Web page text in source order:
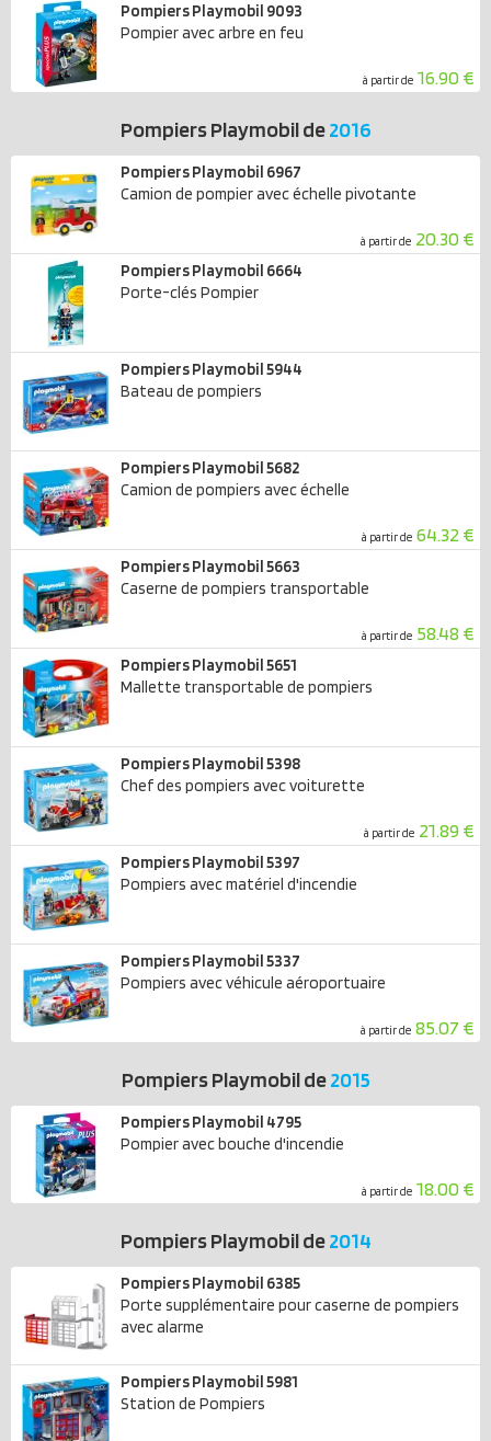
Pompiers Playmobil 9093
Pompier avec arbre en feu
à partir de 16.90 €
Pompiers Playmobil de2016
Pompiers Playmobil 6967
Camion de pompier avec échelle pivotante
à partir de 20.30 €
Pompiers Playmobil 6664
Porte-clés Pompier
Pompiers Playmobil 5944
Bateau de pompiers
Pompiers Playmobil 5682
Camion de pompiers avec échelle
à partir de 64.32 €
Pompiers Playmobil 5663
Caserne de pompiers transportable
à partir de 58.48 €
Pompiers Playmobil 5651
Mallette transportable de pompiers
Pompiers Playmobil 5398
Chef des pompiers avec voiturette
à partir de 21.89 €
Pompiers Playmobil 5397
Pompiers avec matériel d'incendie
Pompiers Playmobil 5337
Pompiers avec véhicule aéroportuaire
à partir de 85.07 €
Pompiers Playmobil de2015
Pompiers Playmobil 4795
Pompier avec bouche d'incendie
à partir de 18.00 €
Pompiers Playmobil de2014
Pompiers Playmobil 6385
Porte supplémentaire pour caserne de pompiers
avec alarme
Pompiers Playmobil 5981
Station de Pompiers